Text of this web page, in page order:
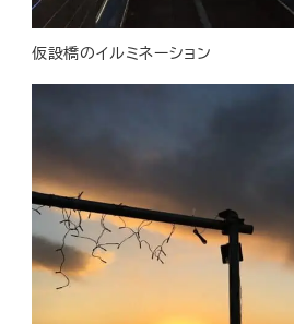
仮設橋のイルミネーション